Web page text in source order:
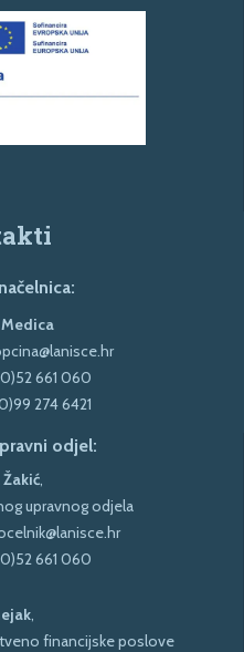
661 060
274 6421
odjel:
,
upravnog odjela
661 060
,
financijske poslove